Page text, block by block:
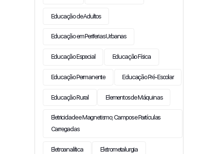
Educação de Adultos
Educação em Periferias Urbanas
Educação Especial Educação Física
Educação Permanente Educação Pré-Escolar
Educação Rural Elementos de Máquinas
Eletricidade e Magnetismo; Campos e Partículas
Carregadas
Eletroanalítica Eletrometalurgia